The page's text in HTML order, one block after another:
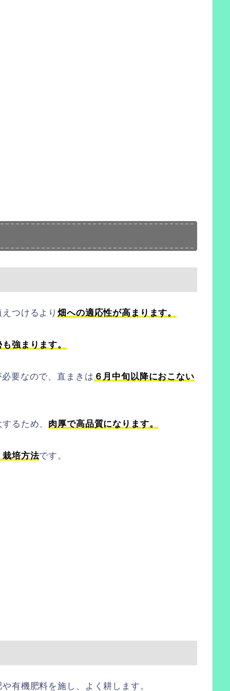
つけるより畑への適応性が高まります。
強まります。
要なので、直まきは ６月中旬以降におこない
るため、 肉厚で高品質になります。
栽培方法です。
有機肥料を施し、よく耕します。